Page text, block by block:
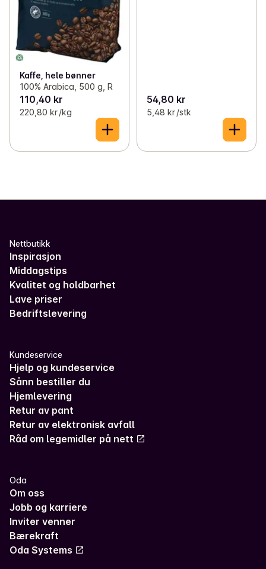
Kaffe, hele bønner
100% Arabica, 500 g, R
110,40 kr
220,80 kr /kg
54,80 kr
5,48 kr /stk
Nettbutikk
Inspirasjon
Middagstips
Kvalitet og holdbarhet
Lave priser
Bedriftslevering
Kundeservice
Hjelp og kundeservice
Sånn bestiller du
Hjemlevering
Retur av pant
Retur av elektronisk avfall
Råd om legemidler på nett
Oda
Om oss
Jobb og karriere
Inviter venner
Bærekraft
Oda Systems